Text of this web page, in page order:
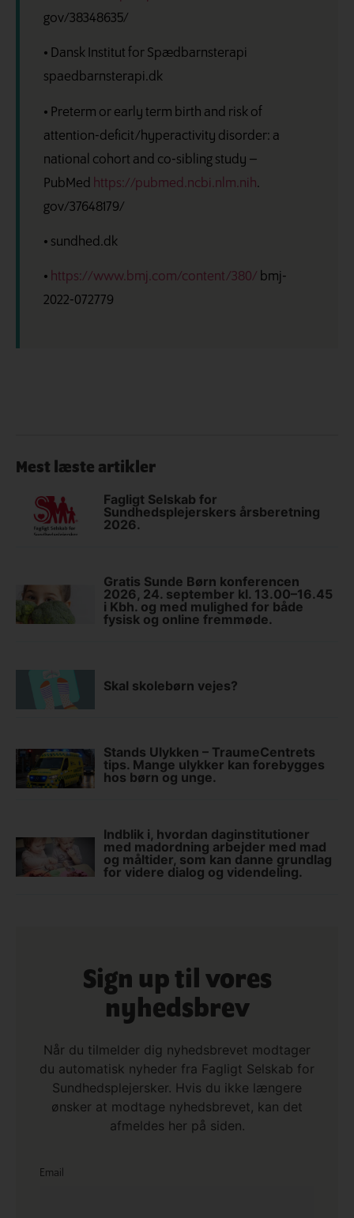
gov/38348635/
• Dansk Institut for Spædbarnsterapi
spaedbarnsterapi.dk
• Preterm or early term birth and risk of
attention-deficit/hyperactivity disorder: a
national cohort and co-sibling study –
PubMed https://pubmed.ncbi.nlm.nih.
gov/37648179/
• sundhed.dk
• https://www.bmj.com/content/380/ bmj-
2022-072779
Mest læste artikler
Fagligt Selskab for
Sundhedsplejerskers årsberetning
2026.
Gratis Sunde Børn konferencen
2026, 24. september kl. 13.00–16.45
i Kbh. og med mulighed for både
fysisk og online fremmøde.
Skal skolebørn vejes?
Stands Ulykken – TraumeCentrets
tips. Mange ulykker kan forebygges
hos børn og unge.
Indblik i, hvordan daginstitutioner
med madordning arbejder med mad
og måltider, som kan danne grundlag
for videre dialog og videndeling.
Sign up til vores
nyhedsbrev
Når du tilmelder dig nyhedsbrevet modtager
du automatisk nyheder fra Fagligt Selskab for
Sundhedsplejersker. Hvis du ikke længere
ønsker at modtage nyhedsbrevet, kan det
afmeldes her på siden.
Email